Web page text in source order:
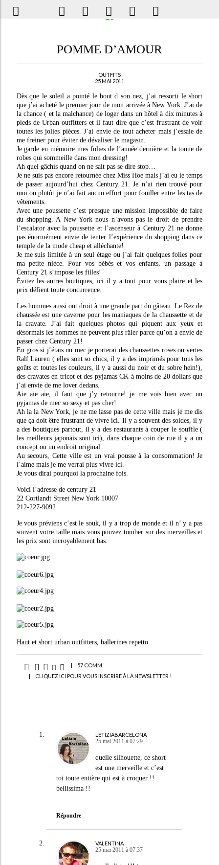
POMME D’AMOUR
OUTFITS
25 MAI 2011
Dès que le soleil a pointé le bout d son nez, j’ai ressorti le short
que j’ai acheté le premier jour de mon arrivée à New York. J’ai de
la chance ( et la malchance) de loger dans un hôtel à dix minutes à
pieds de Urban outfitters et il faut dire que c’est frustrant de voir
toutes les jolies pièces. J’ai envie de tout acheter mais j’essaie de
me freiner pour éviter de dévaliser le magasin.
Je garde en mémoire mes folies de l’année dernière et la tonne de
robes qui sommeille dans mon dressing!
Ah quel gâchis quand on ne sait pas se dire stop…
Je ne suis pas encore retournée chez Miss Hoe mais j’ai eu le temps
de passer aujourd’hui chez Century 21. Je n’ai rien trouvé pour
moi ou plutôt je n’ai fait aucun effort pour fouiller entre les tas de
vêtements.
Avec une poussette c’est presque une mission impossible de faire
du shopping. A New York nous n’avons pas le droit de prendre
l’escalator avec la poussette et l’ascenseur à Century 21 ne donne
pas énormément envie de tenter l’expérience du shopping dans ce
temple de la mode cheap et alléchante!
Je me suis limitée à un seul étage ou j’ai fait quelques folies pour
ma petite nièce. Pour vos bébés et vos enfants, un passage à
Century 21 s’impose les filles!
Évitez les autres boutiques, ici il y a tout pour vous plaire et les
prix défient toute concurrence.
Les hommes aussi ont droit à une grande part du gâteau. Le Rez de
chaussée est une caverne pour les maniaques de la chaussette et de
la cravate. J’ai fait quelques photos qui piquent aux yeux et
désormais les hommes ne peuvent plus râler parce qu’on a envie de
passer chez Century 21!
En gros si j’étais un mec je porterai des chaussettes roses ou vertes
Ralf Lauren ( elles sont so chics, il y a des imprimés pour tous les
goûts et toutes les couleurs, il y a aussi du noir et du sobre hein!),
des cravates en tricot et des pyjamas CK à moins de 20 dollars que
j’ai envie de me lover dedans.
Aie aie aie, il faut que j’y retourne! je me vois bien avec un
pyjamas de mec so sexy et pas cher!
Ah la la New York, je ne me lasse pas de cette ville mais je me dis
que ça doit être frustrant de vivre ici. Il y a souvent des soldes, il y
a des boutiques partout, il y a des restaurants à couper le souffle (
les meilleurs japonais sont ici), dans chaque coin de rue il y a un
concept ou un endroit original.
Au secours, Cette ville est un vrai pousse à la consommation! Je
l’aime mais je me verrai plus vivre ici.
Je vous dirai pourquoi la prochaine fois.
Voici l’adresse de century 21
22 Cortlandt Street New York 10007
212-227-9092
Je vous préviens c’est le souk, il y a trop de monde et il n’ y a pas
souvent votre taille mais vous pouvez tomber sur des merveilles et
les prix sont incroyablement bas.
Haut et short urban outfitters, ballerines repetto
|
57 COMM.
|
CLIQUEZ ICI POUR VOUS INSCRIRE À LA NEWSLETTER !
LETIZIABARCELONA
25 mai 2011 à 07:29
quelle silhouette, ce short
est une merveille et c’est
toi toute entière qui est à croquer !!
bellissima !!
Répondre
VALENTINA
25 mai 2011 à 07:37